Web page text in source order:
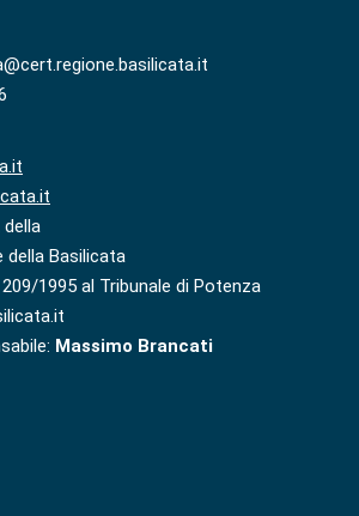
della Basilicata
1995 al Tribunale di Potenza
Massimo Brancati